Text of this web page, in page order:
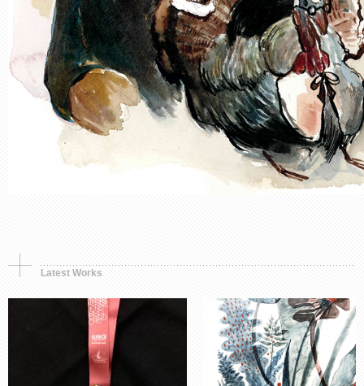
Latest Works
Synthetic object
Premio, simbolo e
Murals, Painting
Opera in tre parti.
Storia di una fioritura